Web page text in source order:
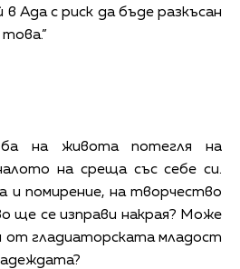
Ада с риск да бъде разкъсан
на живота потегля на
на среща със себе си.
и помирение, на творчество
ще се изправи накрая? Може
от гладиаторската младост